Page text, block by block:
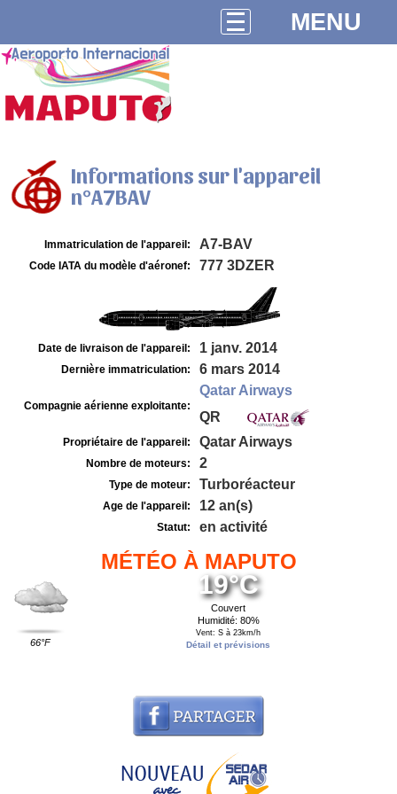
MENU
Informations sur l'appareil
n°A7BAV
Immatriculation de l'appareil: A7-BAV
Code IATA du modèle d'aéronef: 777 3DZER
Date de livraison de l'appareil: 1 janv. 2014
Dernière immatriculation: 6 mars 2014
Compagnie aérienne exploitante:
Qatar Airways
QR
Propriétaire de l'appareil: Qatar Airways
Nombre de moteurs: 2
Type de moteur: Turboréacteur
Age de l'appareil: 12 an(s)
Statut: en activité
MÉTÉO À MAPUTO
66°F
19°C
Couvert
Humidité: 80%
Vent: S à 23km/h
Détail et prévisions